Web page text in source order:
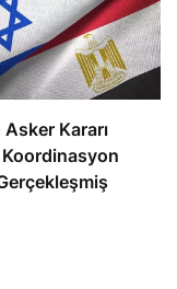
Asker Kararı
Koordinasyon